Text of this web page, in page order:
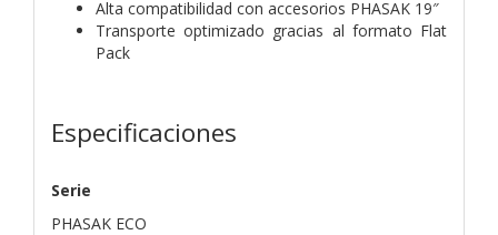
Alta compatibilidad con accesorios PHASAK 19″
Transporte optimizado gracias al formato Flat
Pack
Especificaciones
Serie
PHASAK ECO